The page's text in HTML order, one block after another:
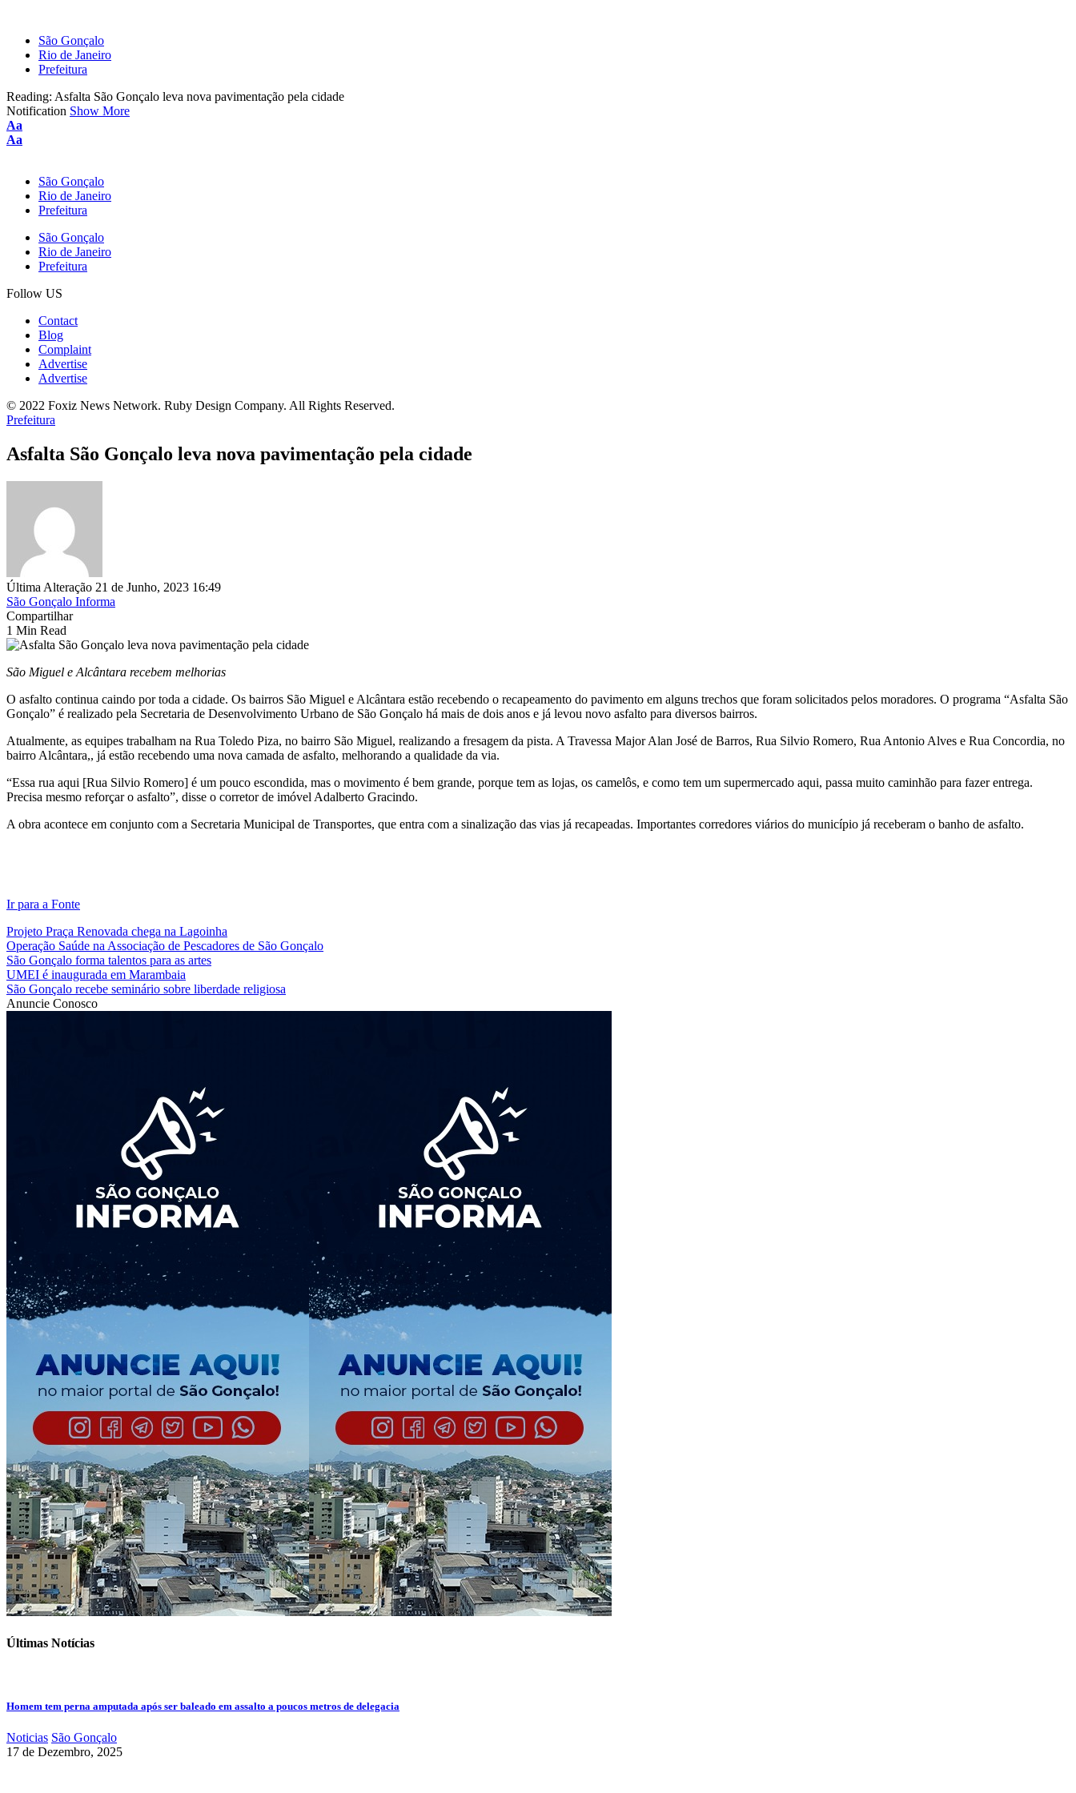
São Gonçalo
Rio de Janeiro
Prefeitura
Reading: Asfalta São Gonçalo leva nova pavimentação pela cidade
Notification Show More
Font
Resizer
Aa
Font
Aa
São Gonçalo
Rio de Janeiro
Prefeitura
São Gonçalo
Rio de Janeiro
Prefeitura
Follow US
Contact
Blog
Complaint
Advertise
Advertise
© 2022 Foxiz News Network. Ruby Design Company. All Rights Reserved.
Prefeitura
Asfalta São Gonçalo leva nova pavimentação pela cidade
Última Alteração 21 de Junho, 2023 16:49
São Gonçalo Informa
Compartilhar
1 Min Read
São Miguel e Alcântara recebem melhorias
O asfalto continua caindo por toda a cidade. Os bairros São Miguel e Alcântara estão recebendo o recapeamento do pavimento em alguns trechos que foram solicitados pelos moradores. O programa “Asfalta São
Gonçalo” é realizado pela Secretaria de Desenvolvimento Urbano de São Gonçalo há mais de dois anos e já levou novo asfalto para diversos bairros.
Atualmente, as equipes trabalham na Rua Toledo Piza, no bairro São Miguel, realizando a fresagem da pista. A Travessa Major Alan José de Barros, Rua Silvio Romero, Rua Antonio Alves e Rua Concordia, no
bairro Alcântara,, já estão recebendo uma nova camada de asfalto, melhorando a qualidade da via.
“Essa rua aqui [Rua Silvio Romero] é um pouco escondida, mas o movimento é bem grande, porque tem as lojas, os camelôs, e como tem um supermercado aqui, passa muito caminhão para fazer entrega.
Precisa mesmo reforçar o asfalto”, disse o corretor de imóvel Adalberto Gracindo.
A obra acontece em conjunto com a Secretaria Municipal de Transportes, que entra com a sinalização das vias já recapeadas. Importantes corredores viários do município já receberam o banho de asfalto.
Ir para a Fonte
Projeto Praça Renovada chega na Lagoinha
Operação Saúde na Associação de Pescadores de São Gonçalo
São Gonçalo forma talentos para as artes
UMEI é inaugurada em Marambaia
São Gonçalo recebe seminário sobre liberdade religiosa
Anuncie Conosco
Últimas Notícias
Homem tem perna amputada após ser baleado em assalto a poucos metros de delegacia
Noticias São Gonçalo
17 de Dezembro, 2025